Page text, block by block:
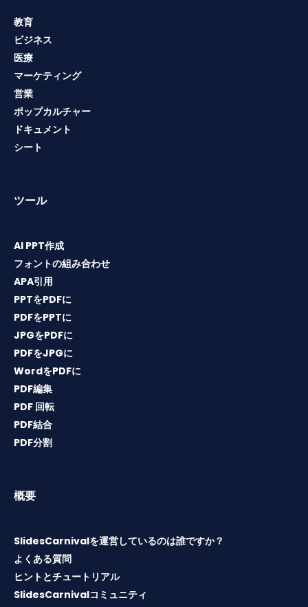
教育
ビジネス
医療
マーケティング
営業
ポップカルチャー
ドキュメント
シート
ツール
AI PPT作成
フォントの組み合わせ
APA引用
PPTをPDFに
PDFをPPTに
JPGをPDFに
PDFをJPGに
WordをPDFに
PDF編集
PDF 回転
PDF結合
PDF分割
概要
SlidesCarnivalを運営しているのは誰ですか？
よくある質問
ヒントとチュートリアル
SlidesCarnivalコミュニティ